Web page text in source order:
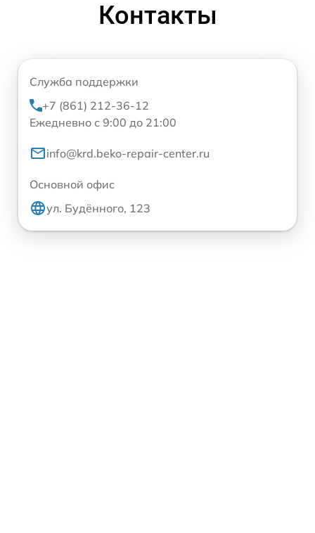
Контакты
Служба поддержки
+7 (861) 212-36-12
Ежедневно с 9:00 до 21:00
info@krd.beko-repair-center.ru
Основной офис
ул. Будённого, 123